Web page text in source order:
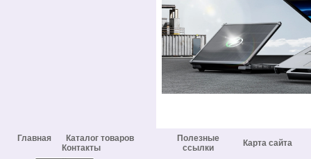
Главная
Каталог товаров
Контакты
Полезные
ссылки
Карта сайта